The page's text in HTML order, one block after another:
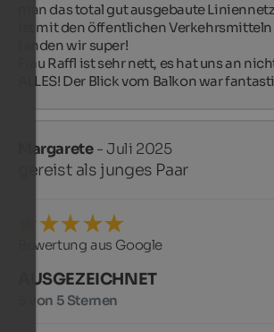
man das total gut ausgebaute
ist mit den öffentlichen Verkehrsmitteln
fanden wir super!
Frau Raffl ist sehr nett, es hat uns an
ALLES! Der Blick vom Balkon war
Margarete- Juli 2025
gereist als junges Paar
Bewertung aus Google
AUSGEZEICHNET
5 von 5 Sternen